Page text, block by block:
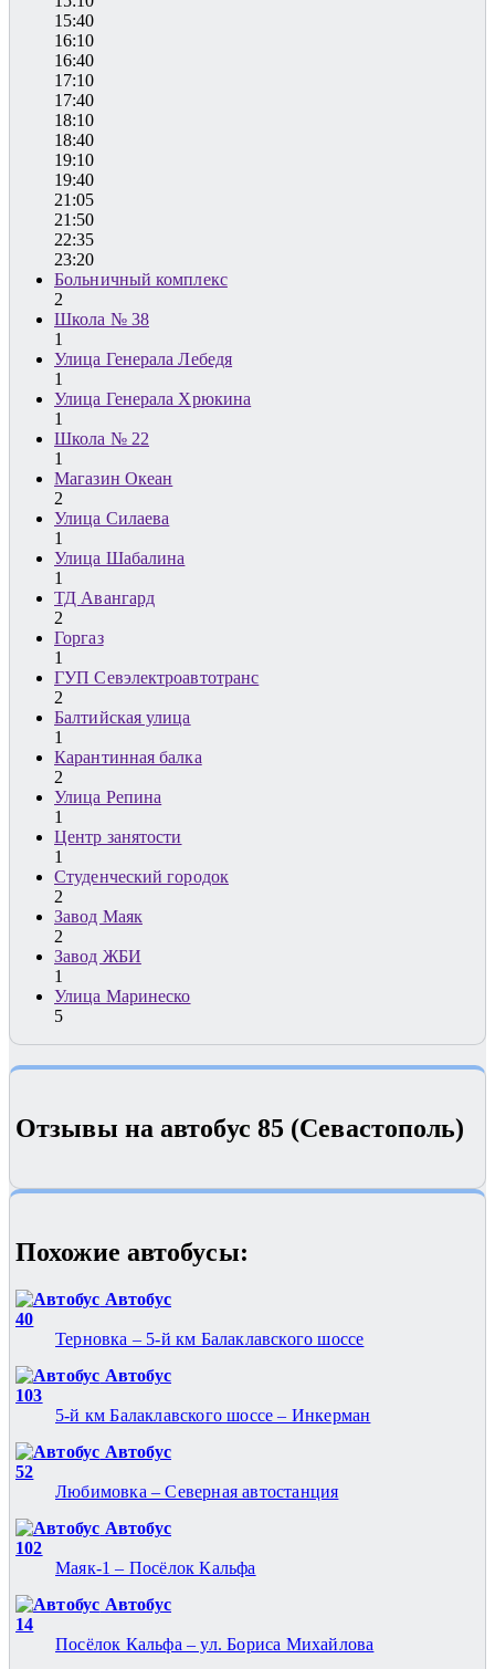
15:40
16:10
16:40
17:10
17:40
18:10
18:40
19:10
19:40
21:05
21:50
22:35
23:20
Больничный комплекс
2
Школа № 38
1
Улица Генерала Лебедя
1
Улица Генерала Хрюкина
1
Школа № 22
1
Магазин Океан
2
Улица Силаева
1
Улица Шабалина
1
ТД Авангард
2
Горгаз
1
ГУП Севэлектроавтотранс
2
Балтийская улица
1
Карантинная балка
2
Улица Репина
1
Центр занятости
1
Студенческий городок
2
Завод Маяк
2
Завод ЖБИ
1
Улица Маринеско
5
Отзывы на автобус 85 (Севастополь)
Похожие автобуcы:
Автобус
40
Терновка – 5-й км Балаклавского шоссе
Автобус
103
5-й км Балаклавского шоссе – Инкерман
Автобус
52
Любимовка – Северная автостанция
Автобус
102
Маяк-1 – Посёлок Кальфа
Автобус
14
Посёлок Кальфа – ул. Бориса Михайлова